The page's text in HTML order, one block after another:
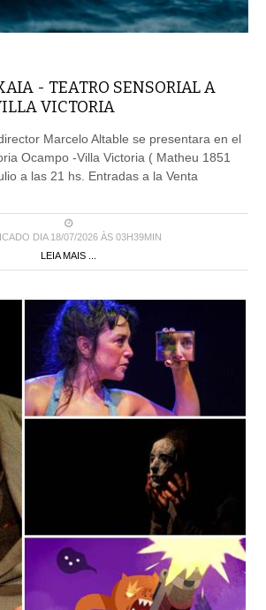
- TEATRO SENSORIAL A
VICTORIA
Marcelo Altable se presentara en el
Ocampo -Villa Victoria ( Matheu 1851
a las 21 hs. Entradas a la Venta
DIA 18/07/2026 ÀS 03H39MIN
LEIA MAIS ...